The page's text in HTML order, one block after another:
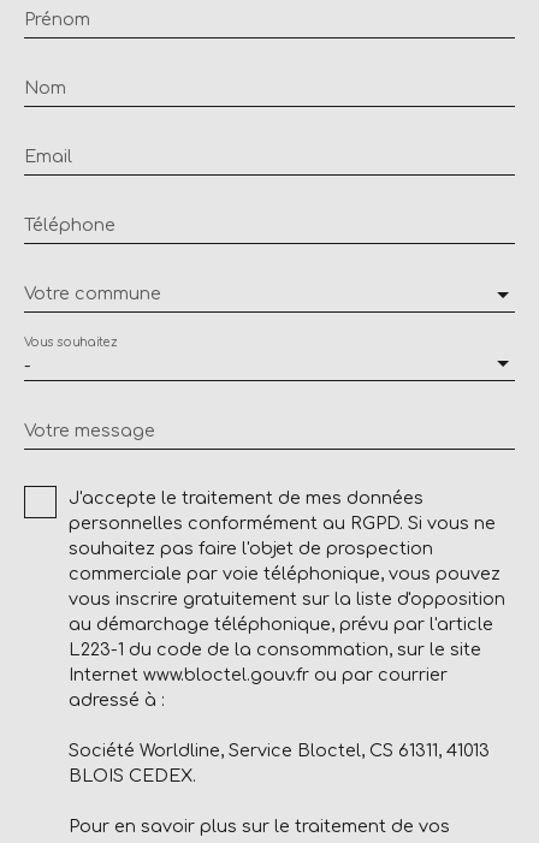
Prénom
Nom
Email
Téléphone
Votre commune
-
Vous souhaitez
Votre message
J'accepte le traitement de mes données
personnelles conformément au RGPD. Si vous ne
souhaitez pas faire l'objet de prospection
commerciale par voie téléphonique, vous pouvez
vous inscrire gratuitement sur la liste d'opposition
au démarchage téléphonique, prévu par l'article
L223-1 du code de la consommation, sur le site
Internet www.bloctel.gouv.fr ou par courrier
adressé à :
Société Worldline, Service Bloctel, CS 61311, 41013
BLOIS CEDEX.
Pour en savoir plus sur le traitement de vos